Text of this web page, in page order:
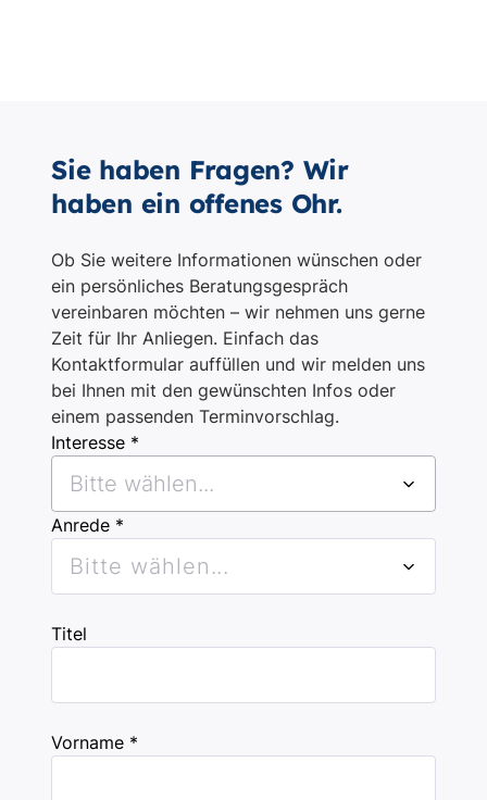
Sie haben Fragen? Wir
haben ein offenes Ohr.
Ob Sie weitere Informationen wünschen oder
ein persönliches Beratungsgespräch
vereinbaren möchten – wir nehmen uns gerne
Zeit für Ihr Anliegen. Einfach das
Kontaktformular auffüllen und wir melden uns
bei Ihnen mit den gewünschten Infos oder
einem passenden Terminvorschlag.
Interesse *
Bitte wählen...
Anrede *
Bitte wählen...
Titel
Vorname *